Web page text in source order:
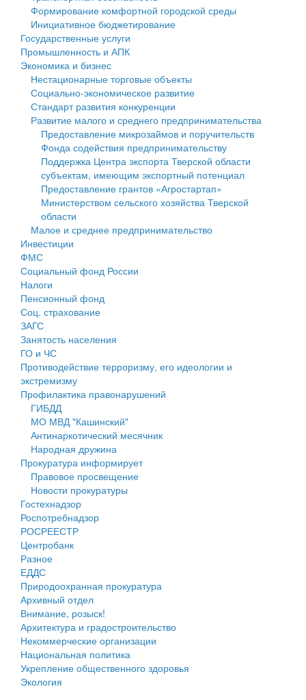
Государственные услуги
Промышленность и АПК
Экономика и бизнес
Символика
Устав
Гостям округа
Туризм
Культура
Образование
Здравоохранение
Социальная защита
Фотоальбом
муниципального округа Тверской области
Администрация Кашинского муниципального округа
Тверской области
Управление сельскими территориями
Открытые данные
Работа с обращениями граждан
Муниципальный контроль
Муниципальные услуги
Проекты административных регламентов
Антимонопольный комплаенс
Противодействие коррупции
Финансовое управление
Бюджет для граждан
Имущество
Выявление правообладателей ранее учтенных
объектов недвижимости
Имущественная поддержка субъектов малого и
среднего предпринимательства
Информационная поддержка субъектов малого и
среднего предпринимательства
Муниципальные программы
Контрольно-счетная палата
Персональные данные
Оценка регулирующего воздействия
Деятельность МУ
Нормативы градостроительного проектирования
Правила землепользования и застройки
Генеральные планы
Проекты планировки территории
Собрание депутатов
Городское поселение
Сельские поселения
Формирование комфортной городской среды
Инициативное бюджетирование
Государственные услуги
Промышленность и АПК
Экономика и бизнес
Нестационарные торговые объекты
Социально-экономическое развитие
Стандарт развития конкуренции
Развитие малого и среднего предпринимательства
Предоставление микрозаймов и поручительств
Фонда содействия предпринимательству
Поддержка Центра экспорта Тверской области
субъектам, имеющим экспортный потенциал
Предоставление грантов «Агростартап»
Министерством сельского хозяйства Тверской
области
Малое и среднее предпринимательство
Инвестиции
ФМС
Социальный фонд России
Налоги
Пенсионный фонд
Соц. страхование
ЗАГС
Занятость населения
ГО и ЧС
Противодействие терроризму, его идеологии и
экстремизму
Профилактика правонарушений
ГИБДД
МО МВД "Кашинский"
Антинаркотический месячник
Народная дружина
Прокуратура информирует
Правовое просвещение
Новости прокуратуры
Гостехнадзор
Роспотребнадзор
РОСРЕЕСТР
Центробанк
Разное
ЕДДС
Природоохранная прокуратура
Архивный отдел
Внимание, розыск!
Архитектура и градостроительство
Некоммерческие организации
Национальная политика
Укрепление общественного здоровья
Экология